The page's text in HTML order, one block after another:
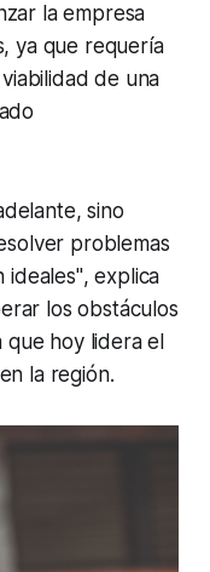
la empresa
ya que requería
de una
sino
problemas
ideales", explica
los obstáculos
hoy lidera el
la región.